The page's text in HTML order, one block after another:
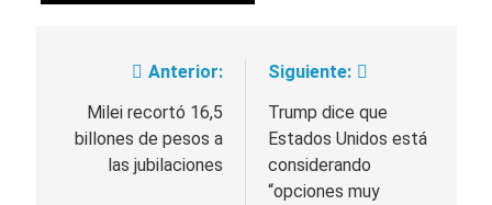
Navegación
entradas
Anterior:
Milei recortó 16,5
billones de pesos a
las jubilaciones
Siguiente:
Trump dice que
Estados Unidos está
considerando
“opciones muy